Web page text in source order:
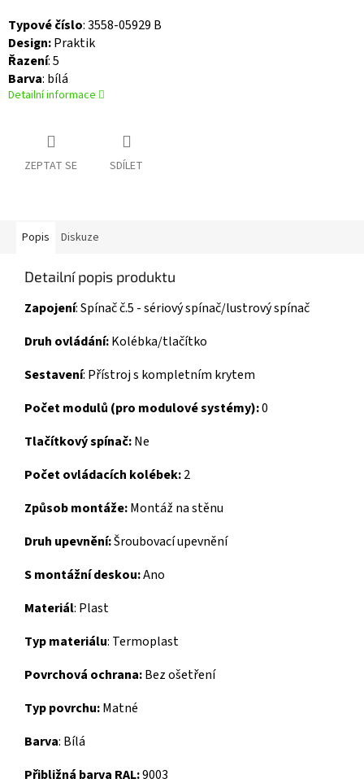
Typové číslo: 3558-05929 B
Design:Praktik
Řazení: 5
Barva: bílá
Detailní informace
ZEPTAT SE SDÍLET
Popis Diskuze
Detailní popis produktu
Zapojení:Spínač č.5 - sériový spínač/lustrový spínač
Druh ovládání:Kolébka/tlačítko
Sestavení: Přístroj s kompletním krytem
Počet modulů (pro modulové systémy):0
Tlačítkový spínač:Ne
Počet ovládacích kolébek:2
Způsob montáže:Montáž na stěnu
Druh upevnění:Šroubovací upevnění
S montážní deskou:Ano
Materiál: Plast
Typ materiálu: Termoplast
Povrchová ochrana:Bez ošetření
Typ povrchu:Matné
Barva: Bílá
Přibližná barva RAL:9003